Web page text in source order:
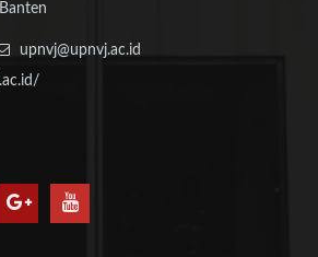
upnvj@upnvj.ac.id